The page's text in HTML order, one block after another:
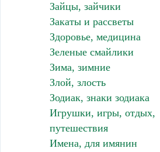
Зайцы, зайчики
Закаты и рассветы
Здоровье, медицина
Зеленые смайлики
Зима, зимние
Злой, злость
Зодиак, знаки зодиака
Игрушки, игры, отдых,
путешествия
Имена, для имянин